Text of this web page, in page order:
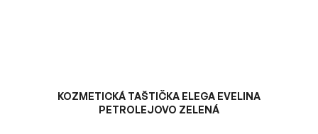
KOZMETICKÁ TAŠTIČKA ELEGA EVELINA
PETROLEJOVO ZELENÁ